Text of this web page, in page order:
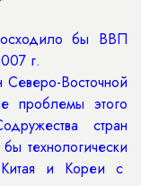
бы ВВП
г.
Восточной
проблемы этого
стран
технологически
Китая и Кореи с